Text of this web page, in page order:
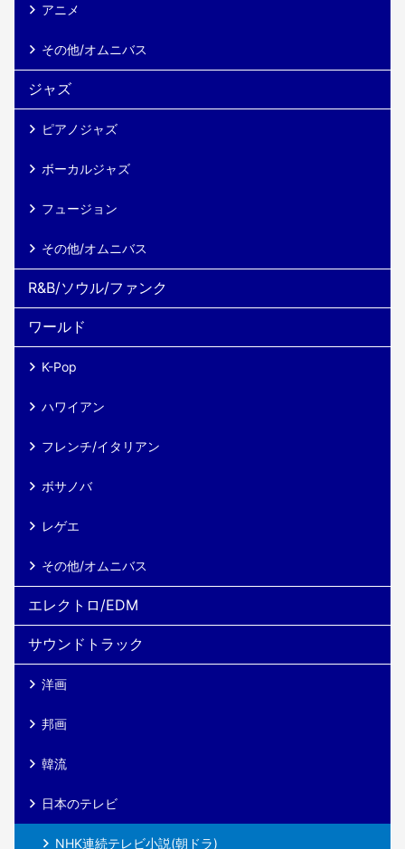
アニメ
その他/オムニバス
ジャズ
ピアノジャズ
ボーカルジャズ
フュージョン
その他/オムニバス
R&B/ソウル/ファンク
ワールド
K-Pop
ハワイアン
フレンチ/イタリアン
ボサノバ
レゲエ
その他/オムニバス
エレクトロ/EDM
サウンドトラック
洋画
邦画
韓流
日本のテレビ
NHK連続テレビ小説(朝ドラ)